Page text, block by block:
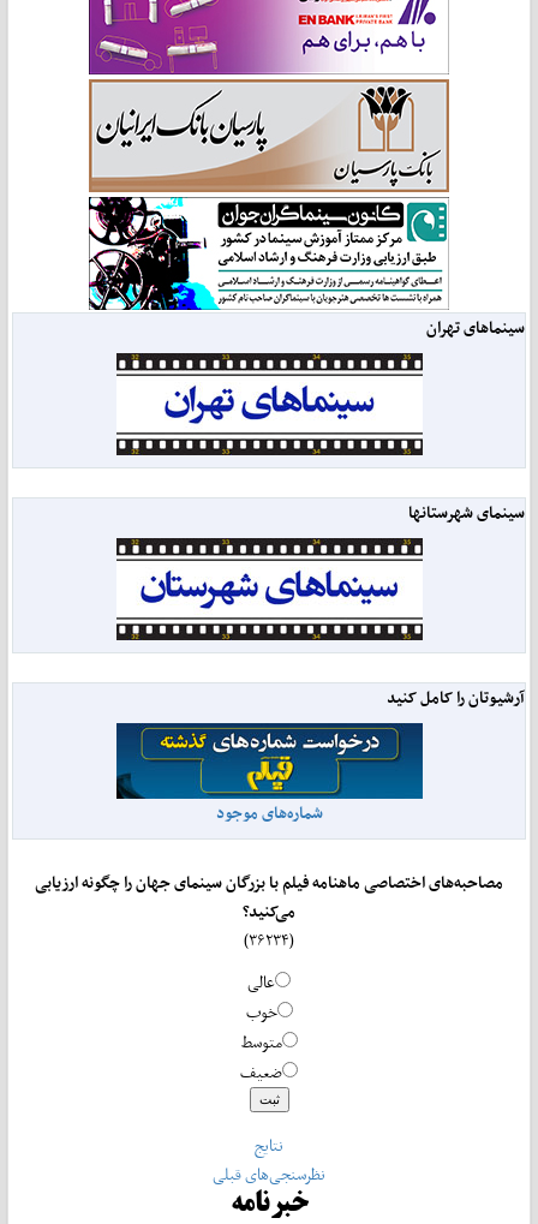
سینماهای تهران
سینمای شهرستانها
آرشیوتان را کامل کنید
شماره‌های موجود
مصاحبه‌های اختصاصی ماهنامه فیلم با بزرگان سینمای جهان را چگونه ارزیابی
می‌کنید؟
عالی
خوب
متوسط
ضعیف
نتایج
نظرسنجی‌های قبلی
خبرنامه